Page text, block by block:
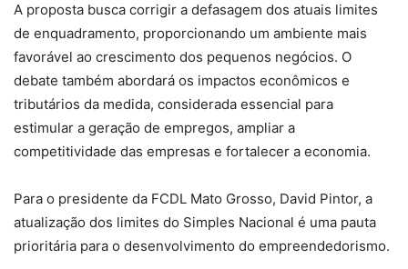
A proposta busca corrigir a defasagem dos atuais limites
de enquadramento, proporcionando um ambiente mais
favorável ao crescimento dos pequenos negócios. O
debate também abordará os impactos econômicos e
tributários da medida, considerada essencial para
estimular a geração de empregos, ampliar a
competitividade das empresas e fortalecer a economia.
Para o presidente da FCDL Mato Grosso, David Pintor, a
atualização dos limites do Simples Nacional é uma pauta
prioritária para o desenvolvimento do empreendedorismo.